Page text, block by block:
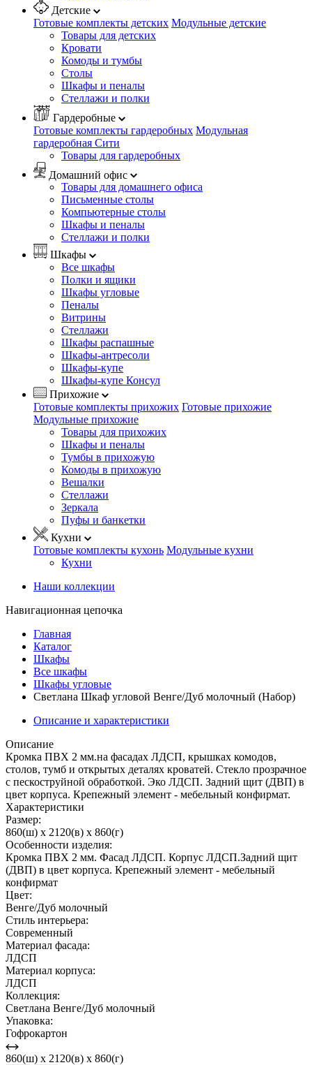
Детские
Готовые комплекты детских Модульные детские
Товары для детских
Кровати
Комоды и тумбы
Столы
Шкафы и пеналы
Стеллажи и полки
Гардеробные
Готовые комплекты гардеробных Модульная
гардеробная Сити
Товары для гардеробных
Домашний офис
Товары для домашнего офиса
Письменные столы
Компьютерные столы
Шкафы и пеналы
Стеллажи и полки
Шкафы
Все шкафы
Полки и ящики
Шкафы угловые
Пеналы
Витрины
Стеллажи
Шкафы распашные
Шкафы-антресоли
Шкафы-купе
Шкафы-купе Консул
Прихожие
Готовые комплекты прихожих Готовые прихожие
Модульные прихожие
Товары для прихожих
Шкафы и пеналы
Тумбы в прихожую
Комоды в прихожую
Вешалки
Стеллажи
Зеркала
Пуфы и банкетки
Кухни
Готовые комплекты кухонь Модульные кухни
Кухни
Наши коллекции
Навигационная цепочка
Главная
Каталог
Шкафы
Все шкафы
Шкафы угловые
Светлана Шкаф угловой Венге/Дуб молочный (Набор)
Описание и характеристики
Описание
Кромка ПВХ 2 мм.на фасадах ЛДСП, крышках комодов,
столов, тумб и открытых деталях кроватей. Стекло прозрачное
с пескоструйной обработкой. Эко ЛДСП. Задний щит (ДВП) в
цвет корпуса. Крепежный элемент - мебельный конфирмат.
Характеристики
Размер:
860(ш) x 2120(в) x 860(г)
Особенности изделия:
Кромка ПВХ 2 мм. Фасад ЛДСП. Корпус ЛДСП.Задний щит
(ДВП) в цвет корпуса. Крепежный элемент - мебельный
конфирмат
Цвет:
Венге/Дуб молочный
Стиль интерьера:
Современный
Материал фасада:
ЛДСП
Материал корпуса:
ЛДСП
Коллекция:
Светлана Венге/Дуб молочный
Упаковка:
Гофрокартон
860(ш) x 2120(в) x 860(г)